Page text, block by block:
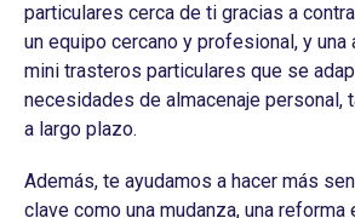
particulares cerca de ti gracias a
un equipo cercano y profesional, y una
mini trasteros particulares que se
necesidades de almacenaje personal,
a largo plazo.
Además, te ayudamos a hacer más
clave como una mudanza, una reforma